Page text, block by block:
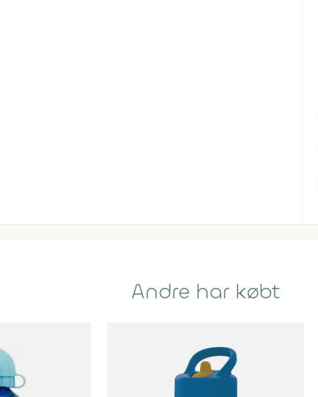
Andre har købt